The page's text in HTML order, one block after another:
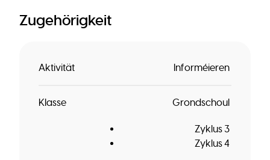
Zugehörigkeit
Aktivität Informéieren
Klasse Grondschoul
Zyklus 3
Zyklus 4